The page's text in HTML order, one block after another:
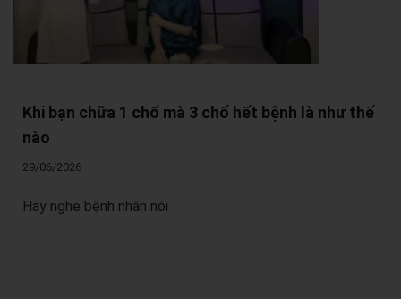
Khi bạn chữa 1 chổ mà 3 chổ hết bệnh là như thế
nào
29/06/2026
Hãy nghe bệnh nhân nói